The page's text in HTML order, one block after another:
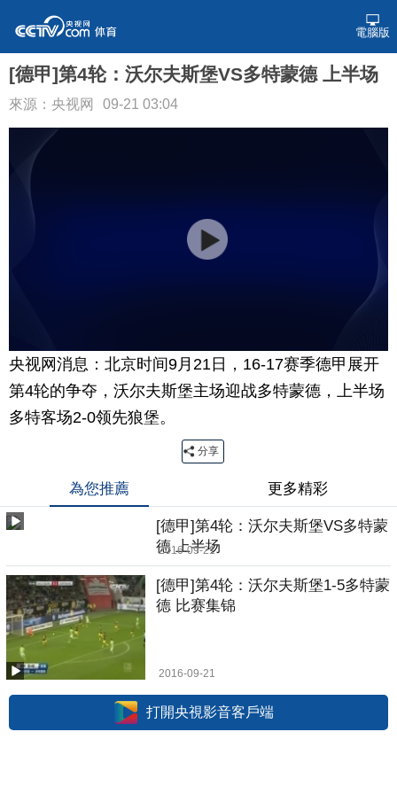
電腦版
[德甲]第4轮：沃尔夫斯堡VS多特蒙德 上半场
來源：央视网 09-21 03:04
央视网消息：北京时间9月21日，16-17赛季德甲展开
第4轮的争夺，沃尔夫斯堡主场迎战多特蒙德，上半场
多特客场2-0领先狼堡。
分享
為您推薦 更多精彩
[德甲]第4轮：沃尔夫斯堡VS多特蒙
德 上半场
2016-09-21
[德甲]第4轮：沃尔夫斯堡1-5多特蒙
德 比赛集锦
2016-09-21
打開央視影音客戶端